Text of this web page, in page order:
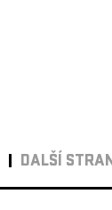
DALŠÍ